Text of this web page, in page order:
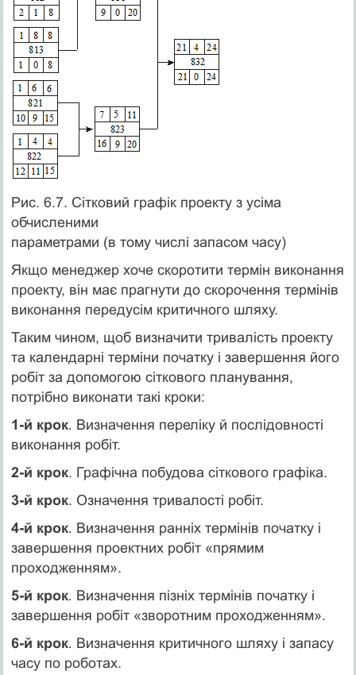
Рис. 6.7. Сітковий графік проекту з усіма
обчисленими
параметрами (в тому числі запасом часу)
Якщо менеджер хоче скоротити термін виконання
проекту, він має прагнути до скорочення термінів
виконання передусім критичного шляху.
Таким чином, щоб визначити тривалість проекту
та календарні терміни початку і завершення його
робіт за допомогою сіткового планування,
потрібно виконати такі кроки:
1-й крок. Визначення переліку й послідовності
виконання робіт.
2-й крок. Графічна побудова сіткового графіка.
3-й крок. Означення тривалості робіт.
4-й крок. Визначення ранніх термінів початку і
завершення проектних робіт «прямим
проходженням».
5-й крок. Визначення пізніх термінів початку і
завершення робіт «зворотним проходженням».
6-й крок. Визначення критичного шляху і запасу
часу по роботах.